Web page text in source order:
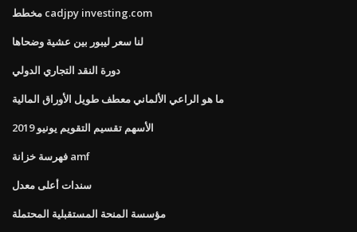
مخطط cadjpy investing.com
لنا سعر ليبور بين عشية وضحاها
دورة النقد التجاري الدولي
ما هو الراعي الألماني معطف طويل الأوراق المالية
الأسهم تقسيم التقويم يونيو 2019
فهرسة خزانة amf
سندات أعلى معدل
مؤسسة المنحة المستقبلية المحتملة